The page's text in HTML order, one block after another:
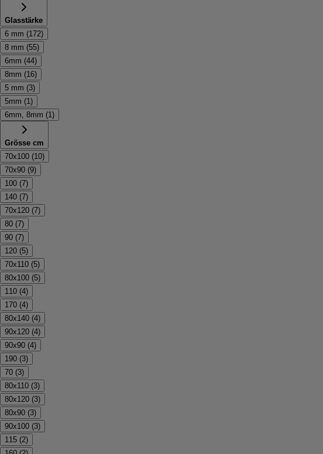
Glasstärke
6 mm (172)
8 mm (55)
6mm (44)
8mm (16)
5 mm (3)
5mm (1)
6mm, 8mm (1)
Grösse cm
70x100 (10)
70x90 (9)
100 (7)
140 (7)
70x120 (7)
80 (7)
90 (7)
120 (5)
70x110 (5)
80x100 (5)
110 (4)
170 (4)
80x140 (4)
90x120 (4)
90x90 (4)
190 (3)
70 (3)
80x110 (3)
80x120 (3)
80x90 (3)
90x100 (3)
115 (2)